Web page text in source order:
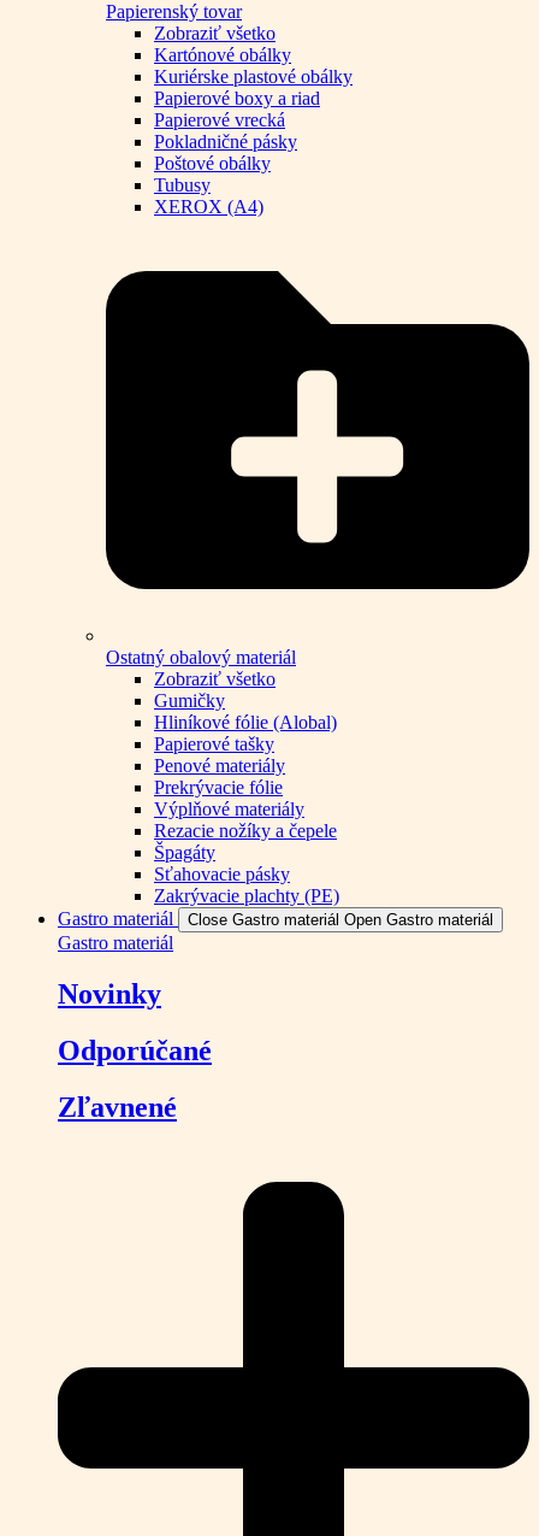
Papierenský tovar
Zobraziť všetko
Kartónové obálky
Kuriérske plastové obálky
Papierové boxy a riad
Papierové vrecká
Pokladničné pásky
Poštové obálky
Tubusy
XEROX (A4)
Ostatný obalový materiál
Zobraziť všetko
Gumičky
Hliníkové fólie (Alobal)
Papierové tašky
Penové materiály
Prekrývacie fólie
Výplňové materiály
Rezacie nožíky a čepele
Špagáty
Sťahovacie pásky
Zakrývacie plachty (PE)
Gastro materiál
Close Gastro materiál Open Gastro materiál
Gastro materiál
Novinky
Odporúčané
Zľavnené